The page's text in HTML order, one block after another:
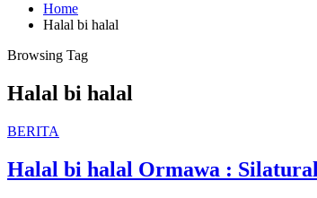
Home
Halal bi halal
Browsing Tag
Halal bi halal
BERITA
Halal bi halal Ormawa :